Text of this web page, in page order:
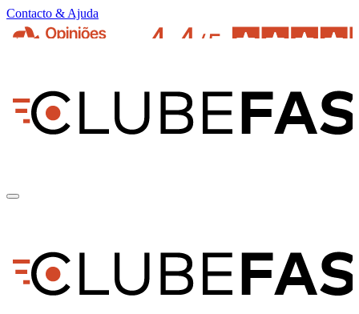
Contacto & Ajuda